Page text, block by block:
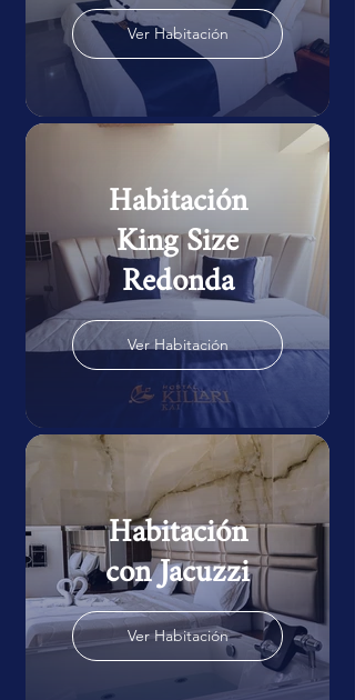
Ver Habitación
Habitación
King Size
Redonda
Ver Habitación
Habitación
con Jacuzzi
Ver Habitación